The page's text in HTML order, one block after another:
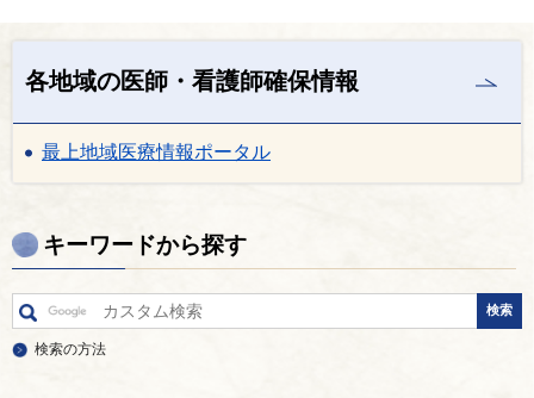
各地域の医師・看護師確保情報
最上地域医療情報ポータル
キーワードから探す
検索の方法